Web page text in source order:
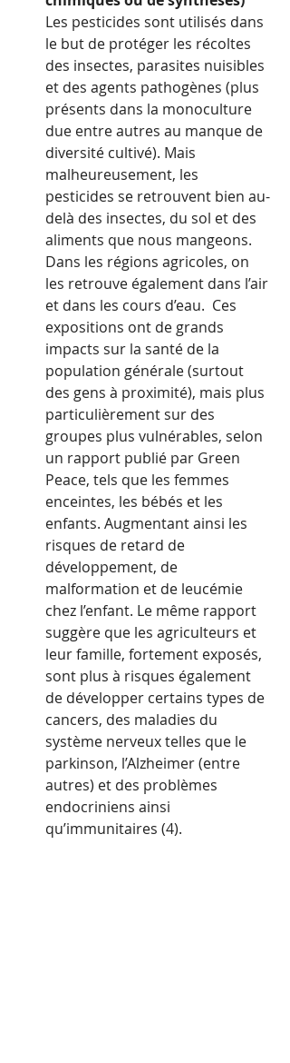
Les pesticides sont utilisés dans
le but de protéger les récoltes
des insectes, parasites nuisibles
et des agents pathogènes (plus
présents dans la monoculture
due entre autres au manque de
diversité cultivé). Mais
malheureusement, les
pesticides se retrouvent bien au-
delà des insectes, du sol et des
aliments que nous mangeons.
Dans les régions agricoles, on
les retrouve également dans l’air
et dans les cours d’eau.  Ces
expositions ont de grands
impacts sur la santé de la
population générale (surtout
des gens à proximité), mais plus
particulièrement sur des
groupes plus vulnérables, selon
un rapport publié par Green
Peace, tels que les femmes
enceintes, les bébés et les
enfants. Augmentant ainsi les
risques de retard de
développement, de
malformation et de leucémie
chez l’enfant. Le même rapport
suggère que les agriculteurs et
leur famille, fortement exposés,
sont plus à risques également
de développer certains types de
cancers, des maladies du
système nerveux telles que le
parkinson, l’Alzheimer (entre
autres) et des problèmes
endocriniens ainsi
qu’immunitaires (4).